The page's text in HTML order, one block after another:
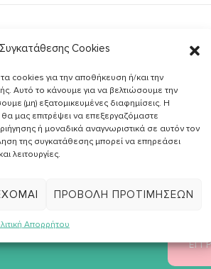
Συγκατάθεσης Cookies
cookies για την αποθήκευση ή/και την
Αυτό το κάνουμε για να βελτιώσουμε την
(μη) εξατομικευμένες διαφημίσεις. Η
θα μας επιτρέψει να επεξεργαζόμαστε
ή μοναδικά αναγνωριστικά σε αυτόν τον
της συγκατάθεσης μπορεί να επηρεάσει
λειτουργίες.
ΠΡΟΒΟΛΉ ΠΡΟΤΙΜΉΣΕΩΝ
Απορρήτου
Εγγραφή στο
Newsletter